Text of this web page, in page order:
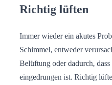
Richtig lüften
Immer wieder ein akutes
Schimmel, entweder
Belüftung oder dadurch,
eingedrungen ist. Richtig